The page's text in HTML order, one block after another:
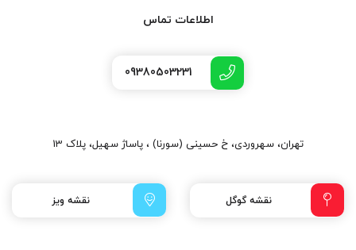
اطلاعات تماس
09380503231
تهران، سهروردی، خ حسینی (سورنا) ، پاساژ سهیل، پلاک 13
نقشه گوگل نقشه ویز